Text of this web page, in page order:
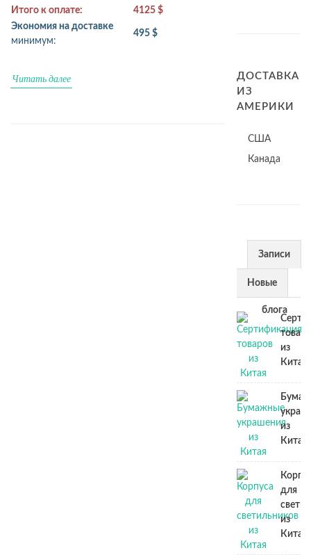
Итого к оплате:
4125 $
Экономия на доставке
минимум:
495 $
Читать далее
ДОСТАВКА
ИЗ
АМЕРИКИ
США
Канада
Записи
из
блога
Новые
из
Китая
из
Китая
для
из
Китая